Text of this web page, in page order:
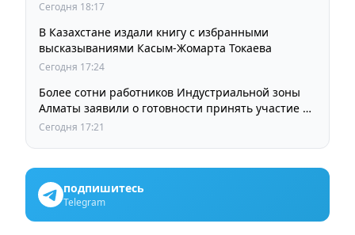
остается прежней
Сегодня 18:17
В Казахстане издали книгу с избранными
высказываниями Касым-Жомарта Токаева
Сегодня 17:24
Более сотни работников Индустриальной зоны
Алматы заявили о готовности принять участие в
выборах членов Курылтая
Сегодня 17:21
подпишитесь
Telegram